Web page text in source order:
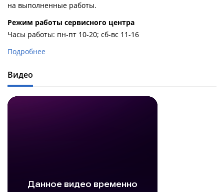
на выполненные работы.
Pежим работы сервисного центра
Часы работы: пн-пт 10-20; сб-вс 11-16
Подробнее
Видео